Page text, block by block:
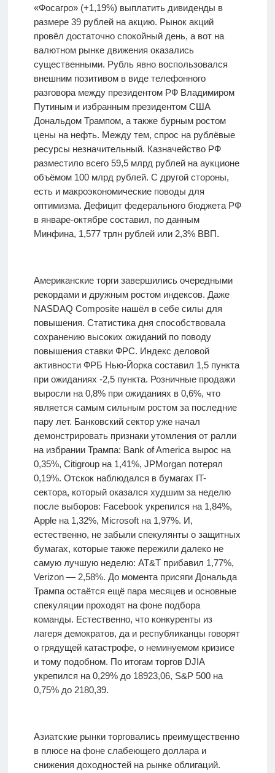
«Фосагро» (+1,19%) выплатить дивиденды в
размере 39 рублей на акцию. Рынок акций
провёл достаточно спокойный день, а вот на
валютном рынке движения оказались
существенными. Рубль явно воспользовался
внешним позитивом в виде телефонного
разговора между президентом РФ Владимиром
Путиным и избранным президентом США
Дональдом Трампом, а также бурным ростом
цены на нефть. Между тем, спрос на рублёвые
ресурсы незначительный. Казначейство РФ
разместило всего 59,5 млрд рублей на аукционе
объёмом 100 млрд рублей. С другой стороны,
есть и макроэкономические поводы для
оптимизма. Дефицит федерального бюджета РФ
в январе-октябре составил, по данным
Минфина, 1,577 трлн рублей или 2,3% ВВП.
Американские торги завершились очередными
рекордами и дружным ростом индексов. Даже
NASDAQ Composite нашёл в себе силы для
повышения. Статистика дня способствовала
сохранению высоких ожиданий по поводу
повышения ставки ФРС. Индекс деловой
активности ФРБ Нью-Йорка составил 1,5 пункта
при ожиданиях -2,5 пункта. Розничные продажи
выросли на 0,8% при ожиданиях в 0,6%, что
является самым сильным ростом за последние
пару лет. Банковский сектор уже начал
демонстрировать признаки утомления от ралли
на избрании Трампа: Bank of America вырос на
0,35%, Citigroup на 1,41%, JPMorgan потерял
0,19%. Отскок наблюдался в бумагах IT-
сектора, который оказался худшим за неделю
после выборов: Facebook укрепился на 1,84%,
Apple на 1,32%, Microsoft на 1,97%. И,
естественно, не забыли спекулянты о защитных
бумагах, которые также пережили далеко не
самую лучшую неделю: AT&T прибавил 1,77%,
Verizon — 2,58%. До момента присяги Дональда
Трампа остаётся ещё пара месяцев и основные
спекуляции проходят на фоне подбора
команды. Естественно, что конкуренты из
лагеря демократов, да и республиканцы говорят
о грядущей катастрофе, о неминуемом кризисе
и тому подобном. По итогам торгов DJIA
укрепился на 0,29% до 18923,06, S&P 500 на
0,75% до 2180,39.
Азиатские рынки торговались преимущественно
в плюсе на фоне слабеющего доллара и
снижения доходностей на рынке облигаций.